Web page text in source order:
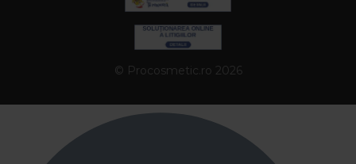
© Procosmetic.ro 2026